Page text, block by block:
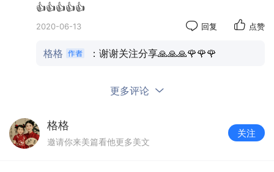
👍👍👍👍👍
2020-06-13 回复 点赞
格格 ：谢谢关注分享🙏🙏🙏🌹🌹🌹
更多评论
格格
邀请你来美篇看他更多美文
关注